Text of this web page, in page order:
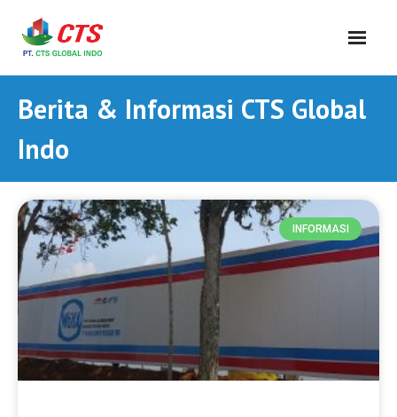
Berita & Informasi CTS Global
Indo
INFORMASI